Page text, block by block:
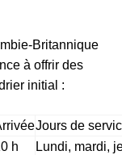
Britannique
à offrir des
initial :
Jours de
h
Lundi, mardi,